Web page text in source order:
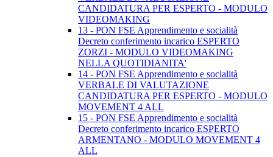
CANDIDATURA PER ESPERTO - MODULO
VIDEOMAKING
13 - PON FSE Apprendimento e socialità
Decreto conferimento incarico ESPERTO
ZORZI - MODULO VIDEOMAKING
NELLA QUOTIDIANITA'
14 - PON FSE Apprendimento e socialità
VERBALE DI VALUTAZIONE
CANDIDATURA PER ESPERTO - MODULO
MOVEMENT 4 ALL
15 - PON FSE Apprendimento e socialità
Decreto conferimento incarico ESPERTO
ARMENTANO - MODULO MOVEMENT 4
ALL